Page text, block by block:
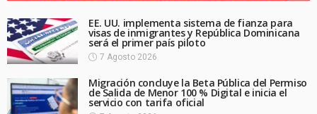
EE. UU. implementa sistema de fianza para
visas de inmigrantes y República Dominicana
será el primer país piloto
7 Agosto 2026
Migración concluye la Beta Pública del Permiso
de Salida de Menor 100 % Digital e inicia el
servicio con tarifa oficial